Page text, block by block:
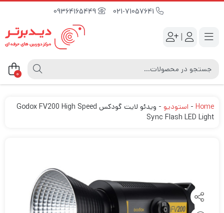
09364165449
|
0
Home
- استودیو -
ویدئو لایت گودکس Godox FV200 High Speed
Sync Flash LED Light